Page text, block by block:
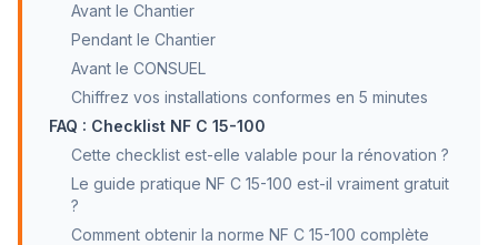
Avant le Chantier
Pendant le Chantier
Avant le CONSUEL
Chiffrez vos installations conformes en 5 minutes
FAQ : Checklist NF C 15-100
Cette checklist est-elle valable pour la rénovation ?
Le guide pratique NF C 15-100 est-il vraiment gratuit
?
Comment obtenir la norme NF C 15-100 complète